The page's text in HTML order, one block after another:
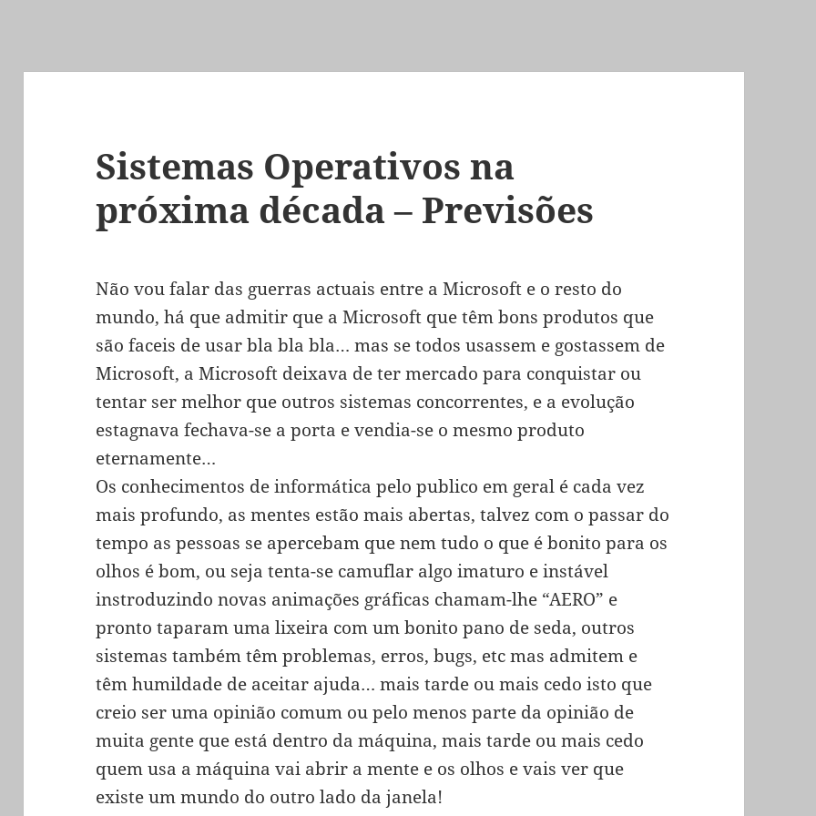
Sistemas Operativos na
próxima década – Previsões
Não vou falar das guerras actuais entre a Microsoft e o resto do
mundo, há que admitir que a Microsoft que têm bons produtos que
são faceis de usar bla bla bla… mas se todos usassem e gostassem de
Microsoft, a Microsoft deixava de ter mercado para conquistar ou
tentar ser melhor que outros sistemas concorrentes, e a evolução
estagnava fechava-se a porta e vendia-se o mesmo produto
eternamente…
Os conhecimentos de informática pelo publico em geral é cada vez
mais profundo, as mentes estão mais abertas, talvez com o passar do
tempo as pessoas se apercebam que nem tudo o que é bonito para os
olhos é bom, ou seja tenta-se camuflar algo imaturo e instável
instroduzindo novas animações gráficas chamam-lhe “AERO” e
pronto taparam uma lixeira com um bonito pano de seda, outros
sistemas também têm problemas, erros, bugs, etc mas admitem e
têm humildade de aceitar ajuda… mais tarde ou mais cedo isto que
creio ser uma opinião comum ou pelo menos parte da opinião de
muita gente que está dentro da máquina, mais tarde ou mais cedo
quem usa a máquina vai abrir a mente e os olhos e vais ver que
existe um mundo do outro lado da janela!